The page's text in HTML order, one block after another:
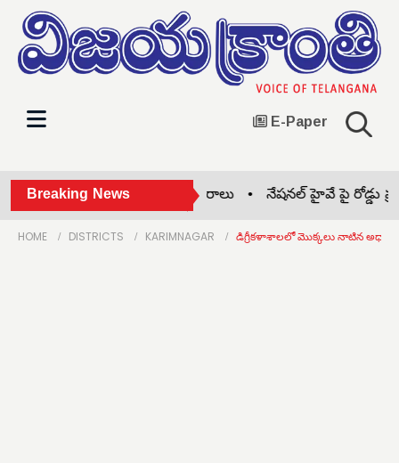
E-Paper
Breaking News
వాగ్దేవి పాఠశాలలో బోనాల సంబరాలు • నేషనల్ హైవే పై రోడ్డు
HOME DISTRICTS KARIMNAGAR డిగ్రీకళాశాలలో మొక్కలు నాటిన